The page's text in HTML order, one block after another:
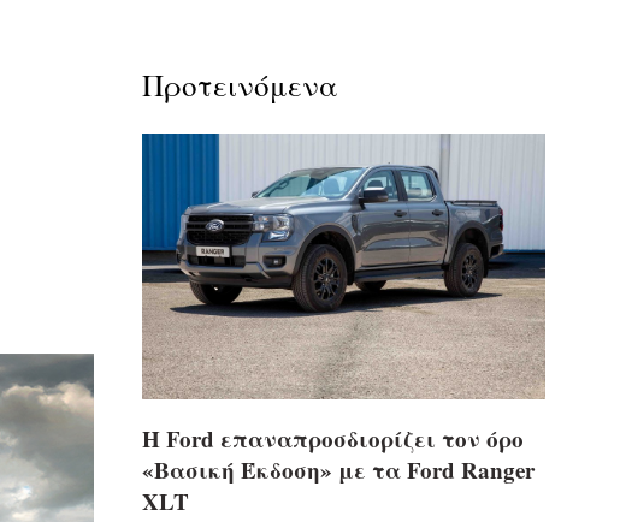
Προτεινόμενα
Η Ford επαναπροσδιορίζει τον όρο
«Βασική Έκδοση» με τα Ford Ranger
XLT